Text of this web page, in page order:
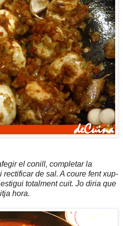
el conill, completar la
de sal. A coure fent xup-
totalment cuit. Jo diria que
hora.